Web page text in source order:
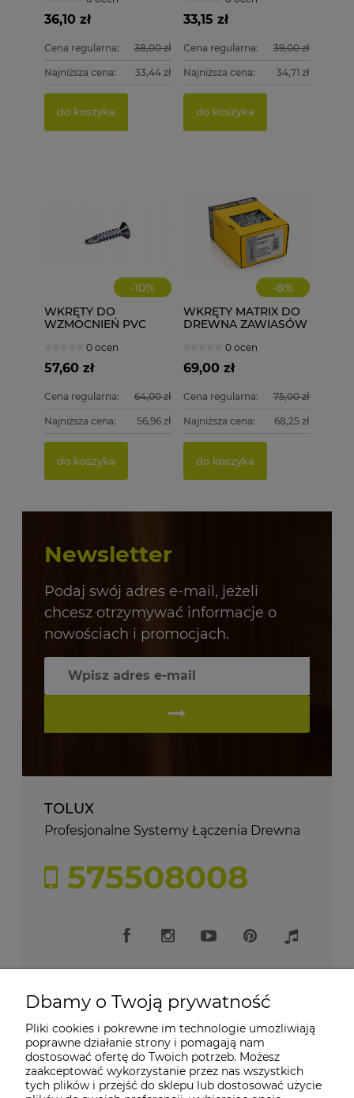
ściągające
36,10 zł
Cena regularna: 38,00 zł
Najniższa cena: 33,44 zł
do koszyka
33,15 zł
Cena regularna: 39,00 zł
Najniższa cena: 34,71 zł
do koszyka
-10%
WKRĘTY DO
WZMOCNIEŃ PVC
1000 szt.0 ocen
57,60 zł
Cena regularna: 64,00 zł
Najniższa cena: 56,96 zł
do koszyka
-8%
WKRĘTY MATRIX DO
DREWNA ZAWIASÓW
0 ocen
69,00 zł
Cena regularna: 75,00 zł
Najniższa cena: 68,25 zł
do koszyka
Newsletter
Podaj swój adres e-mail, jeżeli
chcesz otrzymywać informacje o
nowościach i promocjach.
TOLUX
Profesjonalne Systemy Łączenia Drewna
575508008
Moje konto
Płatności i dostawa
Dbamy o Twoją prywatność
Pliki cookies i pokrewne im technologie umożliwiają
poprawne działanie strony i pomagają nam
dostosować ofertę do Twoich potrzeb. Możesz
zaakceptować wykorzystanie przez nas wszystkich
tych plików i przejść do sklepu lub dostosować użycie